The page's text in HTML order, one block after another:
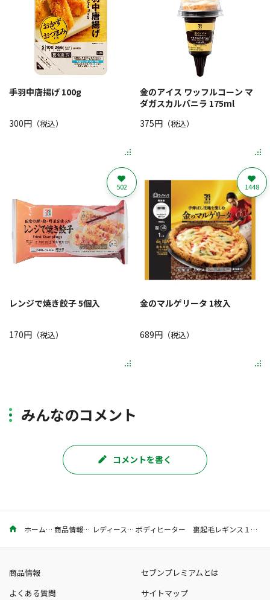
手羽中唐揚げ 100g
300円 （税込）
金のアイス ワッフルコーン マ
ダガスカルバニラ 175ml
375円（税込）
レンジで焼き餃子 5個入
170円 （税込）
502
金のマルゲリータ 1枚入
689円（税込）
1448
みんなのコメント
コメントを書く
ホーム 商品情報 レディース ボディヒーター 裏起毛レギンス１０分丈 ２４０デニール
商品情報
セブンプレミアムとは
よくある質問
サイトマップ